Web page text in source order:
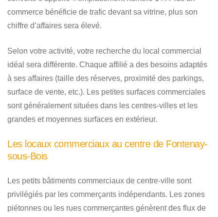
commerce bénéficie de trafic devant sa vitrine, plus son
chiffre d’affaires sera élevé.
Selon votre activité, votre recherche du local commercial
idéal sera différente. Chaque affilié a des besoins adaptés
à ses affaires (taille des réserves, proximité des parkings,
surface de vente, etc.). Les petites surfaces commerciales
sont généralement situées dans les centres-villes et les
grandes et moyennes surfaces en extérieur.
Les locaux commerciaux au centre de Fontenay-
sous-Bois
Les petits bâtiments commerciaux de centre-ville sont
privilégiés par les commerçants indépendants. Les zones
piétonnes ou les rues commerçantes génèrent des flux de